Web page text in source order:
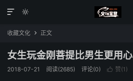


收藏文化  正文
女生玩金刚菩提比男生更用心
2018-07-21 阅读(2685) 评论(0)  赞(1 )